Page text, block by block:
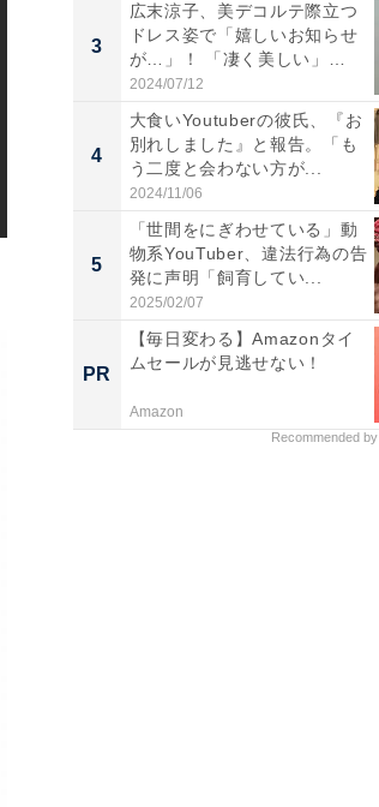
3
広末涼子、美デコルテ際立つ
ドレス姿で「嬉しいお知らせ
が…」！ 「凄く美しい」
「透...
2024/07/12
4
大食いYoutuberの彼氏、『お
別れしました』と報告。「も
う二度と会わない方が...
2024/11/06
5
「世間をにぎわせている」動
物系YouTuber、違法行為の告
発に声明「飼育してい...
2025/02/07
PR
【毎日変わる】Amazonタイ
ムセールが見逃せない！
Amazon
Recommended by